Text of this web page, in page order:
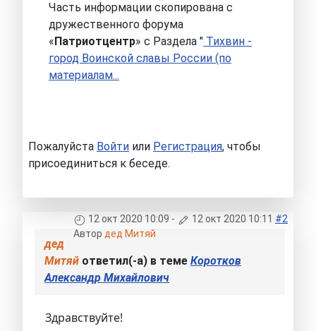
Часть информации скопирована с
дружественного форума
« Патриотцентр» с Раздела " Тихвин -
город Воинской славы России (по
материалам...
Пожалуйста Войти или Регистрация, чтобы
присоединиться к беседе.
12 окт 2020 10:09 - 12 окт 2020 10:11 #2
Автор дед Митяй
дед
Митяй ответил(-а) в теме Коротков
Александр Михайлович
Здравствуйте!